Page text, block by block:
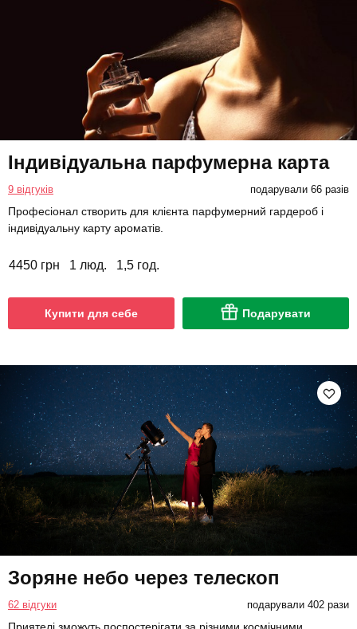
Індивідуальна парфумерна карта
9 відгуків подарували 66 разів
Професіонал створить для клієнта парфумерний гардероб і
індивідуальну карту ароматів.
4450 грн 1 люд. 1,5 год.
Купити для себе Подарувати
Зоряне небо через телескоп
62 відгуки подарували 402 рази
Приятелі зможуть поспостерігати за різними космічними